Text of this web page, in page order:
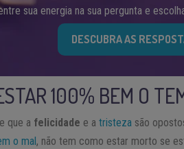
sua energia na sua pergunta e
DESCUBRA AS
100% BEM O
que a felicidade e atristeza são
o mal , não tem como estar morto se